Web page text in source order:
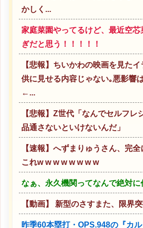
かしく...
家庭菜園やってるけど、最近空芯
ぎだと思う！！！！！
【悲報】ちいかわの映画を見た
供に見せる内容じゃない｡悪影響
←...
【悲報】Z世代「なんでセルフレ
品通さないといけないんだ」
【速報】へずまりゅうさん、完
これw w w w w w w w
なぁ、永久機関ってなんで絶対に
【動画】 新型のさすまた、限界
昨季60本塁打・OPS.948の『カ